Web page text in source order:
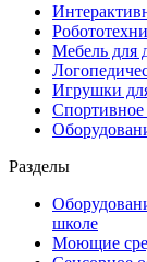
Мебель для
Игрушки
Спортивное
Разделы
школе
Моющие